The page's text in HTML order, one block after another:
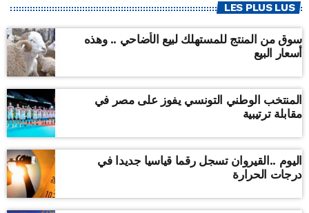
LES PLUS LUS
سوق من المنتج للمستهلك لبيع الأضاحي .. وهذه
أسعار البيع
المنتخب الوطني التونسي يفوز على مصر في
مقابلة ترتيبية
اليوم ..القيروان تسجل رقما قياسيا جديدا في
درجات الحرارة